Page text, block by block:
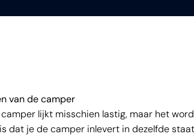
van de camper
lijkt misschien lastig, maar het
dat je de camper inlevert in dezelfde